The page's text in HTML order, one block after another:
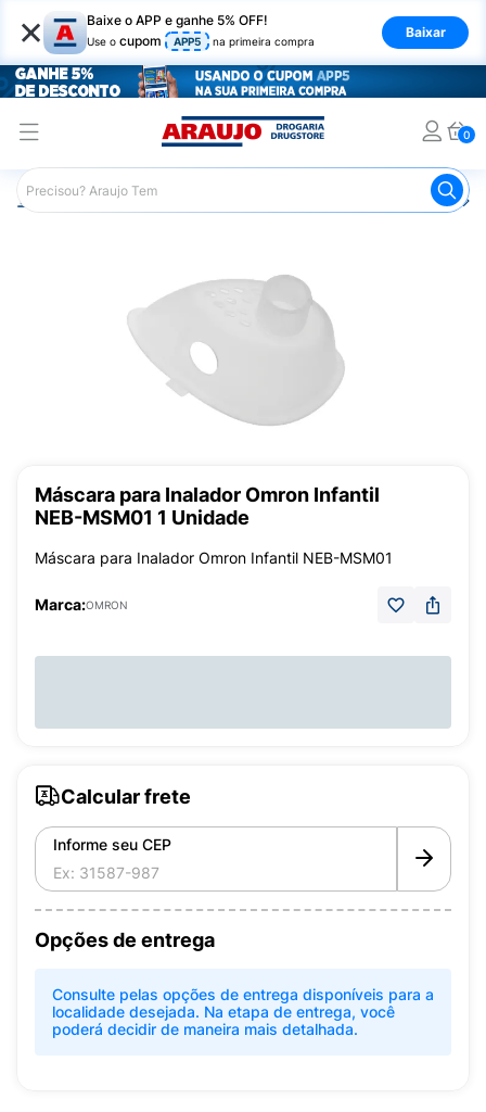
× Baixe o APP e ganhe 5% OFF!
Use o cupom APP5 na primeira compra
Baixar
0
Araujo Saúde e Bem Estar Aparelhos de Respiração
Máscara para Inalador Omron Infantil
NEB-MSM01 1 Unidade
Máscara para Inalador Omron Infantil NEB-MSM01
Marca:OMRON
Calcular frete
Informe seu CEP
Opções de entrega
Consulte pelas opções de entrega disponíveis para a
localidade desejada. Na etapa de entrega, você
poderá decidir de maneira mais detalhada.